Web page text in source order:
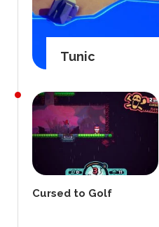
Tunic
Cursed to Golf